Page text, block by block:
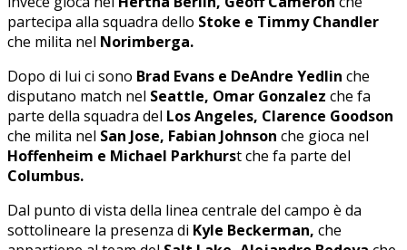
partecipa alla squadra dello Stoke e Timmy Chandler
che milita nel Norimberga.
Dopo di lui ci sono Brad Evans e DeAndre Yedlin che
disputano match nel Seattle, Omar Gonzalez che fa
parte della squadra del Los Angeles, Clarence Goodson
che milita nel San Jose, Fabian Johnson che gioca nel
Hoffenheim e Michael Parkhurst che fa parte del
Columbus.
Dal punto di vista della linea centrale del campo è da
sottolineare la presenza di Kyle Beckerman, che